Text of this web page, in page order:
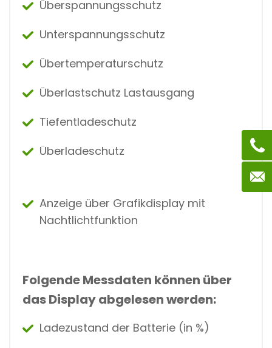
Überspannungsschutz
Unterspannungsschutz
Übertemperaturschutz
Überlastschutz Lastausgang
Tiefentladeschutz
Überladeschutz
Anzeige über Grafikdisplay mit
Nachtlichtfunktion
Folgende Messdaten können über
das Display abgelesen werden:
Ladezustand der Batterie (in %)